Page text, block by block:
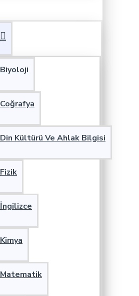
Biyoloji
Coğrafya
Din Kültürü Ve Ahlak Bilgisi
Fizik
İngilizce
Kimya
Matematik